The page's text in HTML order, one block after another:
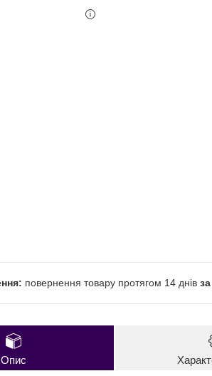
повернення товару протягом 14 днів
Опис